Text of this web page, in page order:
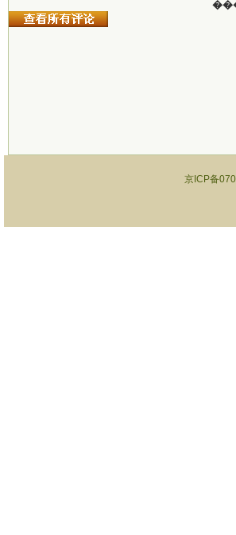
京ICP备